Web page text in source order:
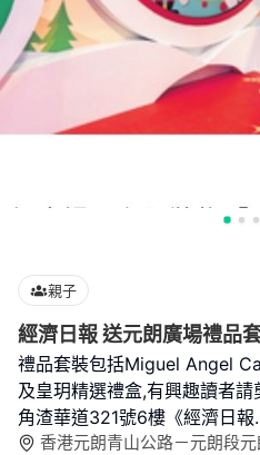
親子
經濟日報 送元朗廣場禮品
禮品套裝包括Miguel Angel
及皇玥精選禮盒,有興趣讀者
角渣華道321號6樓《經濟日報
香港元朗青山公路－元朗段